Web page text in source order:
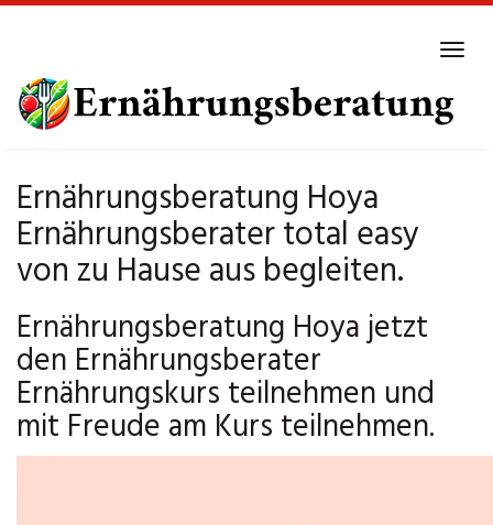
main
content
Ernährungsberatung Hoya
Ernährungsberater total easy
von zu Hause aus begleiten.
Ernährungsberatung Hoya jetzt
den Ernährungsberater
Ernährungskurs teilnehmen und
mit Freude am Kurs teilnehmen.